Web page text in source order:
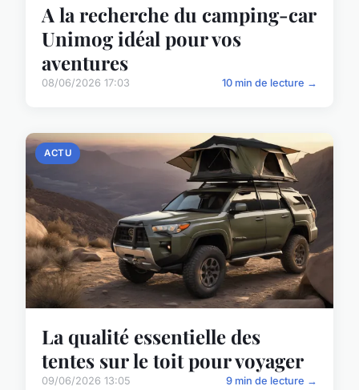
A la recherche du camping-car
Unimog idéal pour vos
aventures
08/06/2026 17:03 10 min de lecture →
ACTU
La qualité essentielle des
tentes sur le toit pour voyager
09/06/2026 13:05 9 min de lecture →